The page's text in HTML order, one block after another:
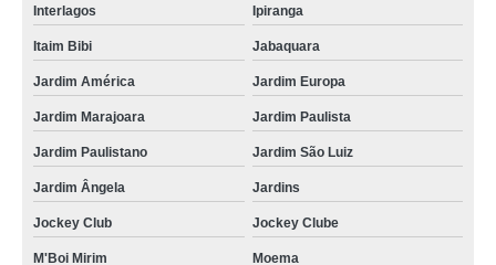
Interlagos Ipiranga
Itaim Bibi Jabaquara
Jardim América Jardim Europa
Jardim Marajoara Jardim Paulista
Jardim Paulistano Jardim São Luiz
Jardim Ângela Jardins
Jockey Club Jockey Clube
M'Boi Mirim Moema